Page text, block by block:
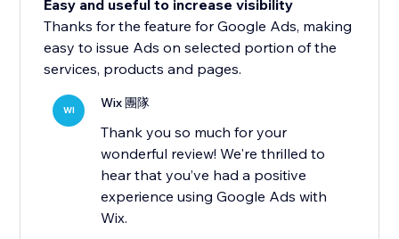
Easy and useful to increase visibility
Thanks for the feature for Google Ads, making
easy to issue Ads on selected portion of the
services, products and pages.
WI Wix 團隊
Thank you so much for your
wonderful review! We're thrilled to
hear that you’ve had a positive
experience using Google Ads with
Wix.